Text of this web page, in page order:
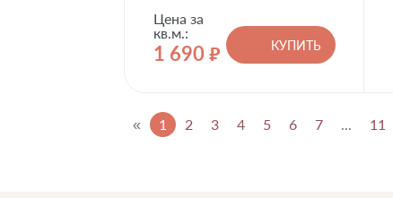
Цена за
кв.м.:
1 690 руб.
КУПИТЬ
« 1 2 3 4 5 6 7 11